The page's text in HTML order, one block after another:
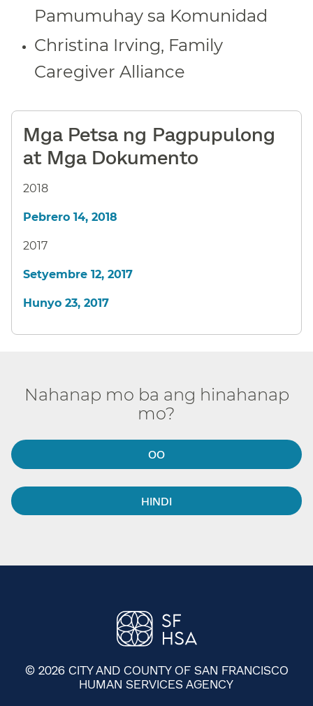
Pamumuhay sa Komunidad​​
Christina Irving, Family
Caregiver Alliance​​
Mga Petsa ng Pagpupulong
at Mga Dokumento​​
2018
Pebrero 14, 2018​​
2017
Setyembre 12, 2017​​
Hunyo 23, 2017​​
Nahanap mo ba ang hinahanap
mo?​​
OO​​
HINDI​​
© 2026 CITY AND COUNTY OF SAN FRANCISCO
HUMAN SERVICES AGENCY